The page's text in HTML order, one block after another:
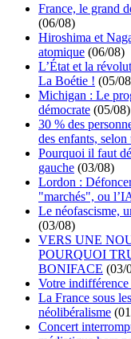
France, le grand
(06/08)
Hiroshima et
atomique (06/08)
L’État et la
La Boétie ! (05/
Michigan : Le
démocrate (05/08)
30 % des
des enfants,
Pourquoi il faut
gauche (03/08)
Lordon :
"marchés", ou
Le néofascisme,
(03/08)
VERS UNE
POURQUOI
BONIFACE (03/
Votre indifférence
La France sous
néolibéralisme
Concert